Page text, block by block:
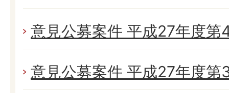
意見公募案件 平成27年度第
意見公募案件 平成27年度第